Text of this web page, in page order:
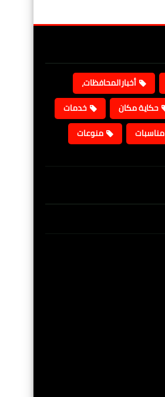
أخبارالمحافظات،
حكاية مكان
خدمات
مناسبات منوعات